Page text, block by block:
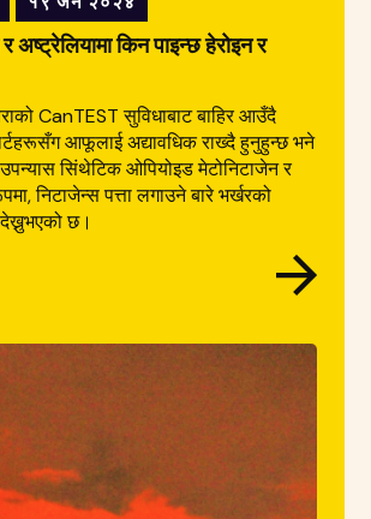
अष्ट्रेलियामा किन पाइन्छ हेरोइन र
CanTEST सुविधाबाट बाहिर आउँदै
आफूलाई अद्यावधिक राख्दै हुनुहुन्छ भने
सिंथेटिक ओपियोइड मेटोनिटाजेन र
निटाजेन्स पत्ता लगाउने बारे भर्खरको
छ।